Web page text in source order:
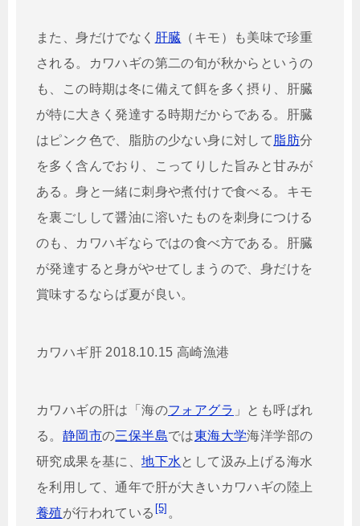
また、身だけでなく 肝臓 （キモ）も美味で珍重
される。カワハギの第二の旬が秋からというの
も、この時期は冬に備えて餌を多く摂り、肝臓
が特に大きく発達する時期だからである。肝臓
はピンク色で、脂肪の少ない身に対して 脂肪分
を多く含んでおり、こってりした旨みと甘みが
ある。身と一緒に刺身や煮付けで食べる。キモ
を裏ごしして醤油に溶いたものを刺身につける
のも、カワハギならではの食べ方である。肝臓
が発達すると身がやせてしまうので、身だけを
賞味するならば夏が良い。
カワハギ肝 2018.10.15 高崎漁港
カワハギの肝は「海のフォアグラ 」とも呼ばれ
る。 静岡市の三保半島では東海大学海洋学部の
研究成果を基に、地下水 として汲み上げる海水
を利用して、通年で肝が大きいカワハギの陸上
養殖が行われている [5] 。